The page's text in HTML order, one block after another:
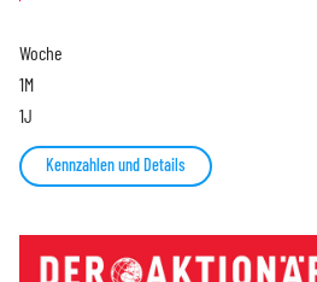
Woche
1M
1J
Kennzahlen und Details